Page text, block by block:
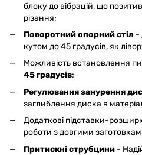
блоку до вібрацій, що
різання;
Поворотний опорний стіл -
кутом до 45 градусів, як
Можливість встановлення
45 градусів;
Регулювання занурення
заглиблення диска в
Додаткові підставки-
роботи з довгими
Притискні струбцини -